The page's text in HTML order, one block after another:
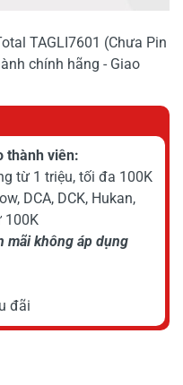
TAGLI7601 (Chưa Pin
chính hãng - Giao
thành viên:
từ 1 triệu, tối đa 100K
DCA, DCK, Hukan,
100K
mãi không áp dụng
đãi